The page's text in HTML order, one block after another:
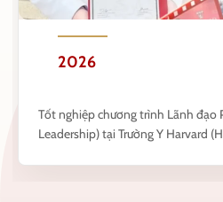
2026
Tốt nghiệp chương trình Lãnh đạo
Leadership) tại Trường Y Harvard